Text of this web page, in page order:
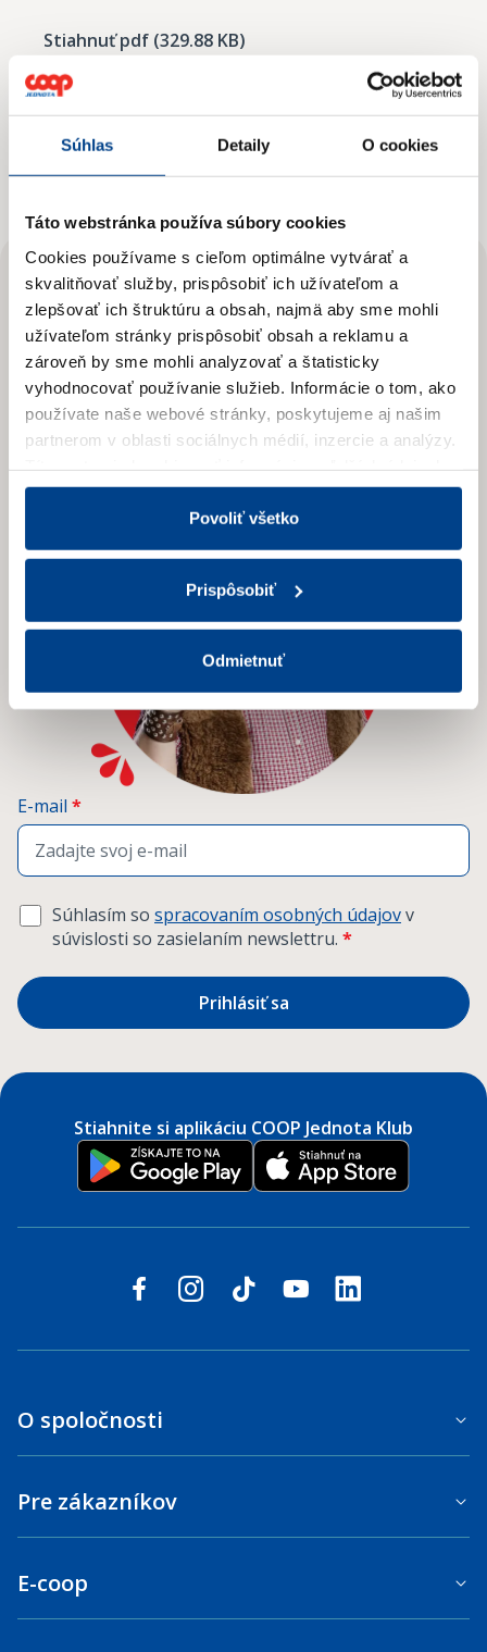
Súhlas Detaily O cookies
Táto webstránka používa súbory cookies
Cookies používame s cieľom optimálne vytvárať a
skvalitňovať služby, prispôsobiť ich užívateľom a
zlepšovať ich štruktúru a obsah, najmä aby sme mohli
užívateľom stránky prispôsobiť obsah a reklamu a
zároveň by sme mohli analyzovať a štatisticky
vyhodnocovať používanie služieb. Informácie o tom, ako
používate naše webové stránky, poskytujeme aj našim
partnerom v oblasti sociálnych médií, inzercie a analýzy.
ktoré vám poskytli alebo ktoré vás získali, keď ste
Viac informácií nájdete v Zásadách
spracúvania súborov cookies.
Povoliť všetko
Prispôsobiť
Odmietnuť
Stiahnuť pdf (329.88 KB)
23.07.2018
Nehnutelnosti COOP Jednota KN.jpg
Odoberajte
Novinky
Prihláste sa na odber newslettera
a získajte prehľad o našich novinkách
E-mail *
Súhlasím so spracovaním osobných údajovv
súvislosti so zasielaním newslettru. *
Prihlásiť sa
Stiahnite si aplikáciu COOP Jednota Klub
Sledujte nás na sociálnych sieťach
facebookinstagram
tiktok youtubelinkedin
O spoločnosti
Pre zákazníkov
E-coop